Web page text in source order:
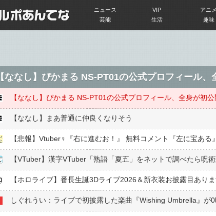
ニュース VIP アニメ
芸能
生活 趣味
【ななし】ぴかまる NS-PT01の公式プロフィール、
【ななし】ぴかまる NS-PT01の公式プロフィール、全身が初公
【ななし】まあ普通に仲良くなりそう
【悲報】Vtuber♀『右に進むお！』 無料コメント『左に宝ある
【VTuber】漢字VTuber「熟語「夏五」をネットで調べたら呪
【ホロライブ】番長生誕3Dライブ2026＆新衣装お披露目ありま
しぐれうい：ライブで初披露した楽曲『Wishing Umbrella』